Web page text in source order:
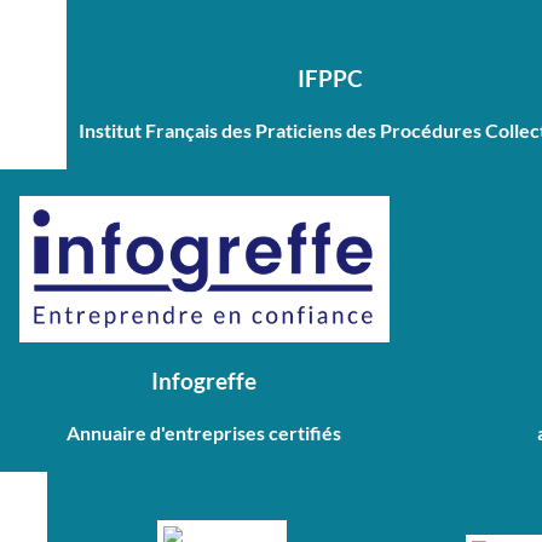
IFPPC
Institut Français des Praticiens des Procédures
Infogreffe
Annuaire d'entreprises certifiés